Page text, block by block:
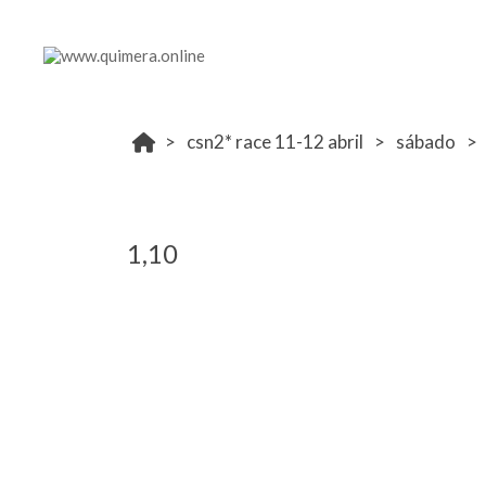
csn2* race 11-12 abril sábado
1,10